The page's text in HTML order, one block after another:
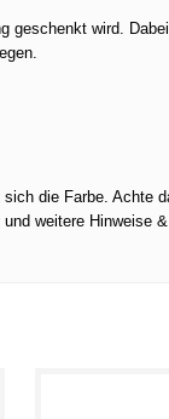
geschenkt wird.
die Farbe. Achte
weitere Hinweise